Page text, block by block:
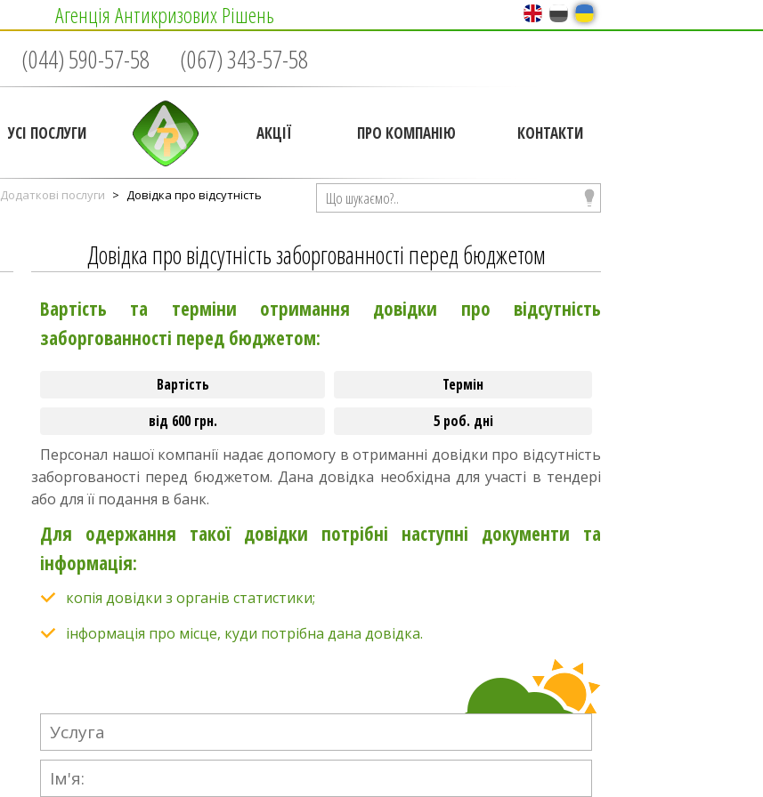
Агенція Антикризових Рішень
(044) 590-57-58 (067) 343-57-58
УСІ ПОСЛУГИ АКЦІЇ ПРО КОМПАНІЮ КОНТАКТИ
Додаткові послуги > Довідка про відсутність
Довідка про відсутність заборгованності перед бюджетом
Вартість та терміни отримання довідки про відсутність
заборгованності перед бюджетом:
Вартість
Термін
від 600 грн.
5 роб. дні
Персонал нашої компанії надає допомогу в отриманні довідки про відсутність
заборгованості перед бюджетом. Дана довідка необхідна для участі в тендері
або для її подання в банк.
Для одержання такої довідки потрібні наступні документи та
інформація:
копія довідки з органів статистики;
інформація про місце, куди потрібна дана довідка.